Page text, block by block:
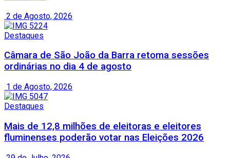
2 de Agosto, 2026
Destaques
Câmara de São João da Barra retoma sessões
ordinárias no dia 4 de agosto
1 de Agosto, 2026
Destaques
Mais de 12,8 milhões de eleitoras e eleitores
fluminenses poderão votar nas Eleições 2026